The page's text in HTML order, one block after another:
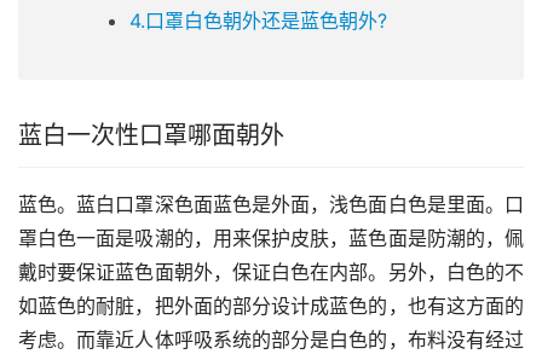
4.口罩白色朝外还是蓝色朝外?
蓝白一次性口罩哪面朝外
蓝色。蓝白口罩深色面蓝色是外面，浅色面白色是里面。口
罩白色一面是吸潮的，用来保护皮肤，蓝色面是防潮的，佩
戴时要保证蓝色面朝外，保证白色在内部。另外，白色的不
如蓝色的耐脏，把外面的部分设计成蓝色的，也有这方面的
考虑。而靠近人体呼吸系统的部分是白色的，布料没有经过